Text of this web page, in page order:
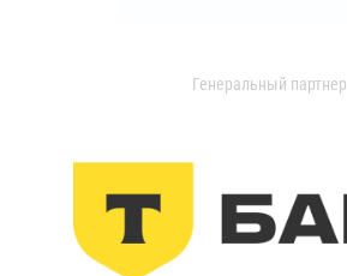
Генеральный партнер